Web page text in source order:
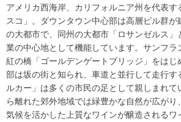
アメリカ西海岸、カリフォルニア州を代表す
スコ」。ダウンタウン中心部は高層ビル群が
の大都市で、同州の大都市「ロサンゼルス」
業の中心地として機能しています。サンフラ
紅の橋「ゴールデンゲートブリッジ」をはじ
部は坂の街と知られ、車道と並行して走行す
ルカー」は多くの市民の足として親しまれ
ら離れた郊外地域では緑豊かな自然が広がり
気候を活かした上質なワインが醸造されるワ